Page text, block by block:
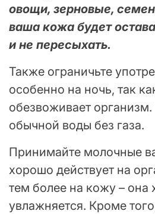
овощи, зерновые,
ваша кожа будет
и не пересыхать.
Также ограничьте
особенно на ночь, так
обезвоживает
обычной воды без газа.
Принимайте молочные
хорошо действует на
тем более на кожу – она
увлажняется. Кроме